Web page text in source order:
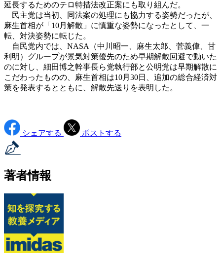
延長するためのテロ特措法改正案にも取り組んだ。
民主党は当初、同法案の処理にも協力する姿勢だったが、
麻生首相が「10月解散」に慎重な姿勢になったとして、一
転、対決姿勢に転じた。
自民党内では、NASA（中川昭一、麻生太郎、菅義偉、甘
利明）グループが景気対策優先のため早期解散回避で動いた
のに対し、細田博之幹事長ら党執行部と公明党は早期解散に
こだわったものの、麻生首相は10月30日、追加の総合経済対
策を発表するとともに、解散先送りを表明した。
シェアする ポストする
著者情報